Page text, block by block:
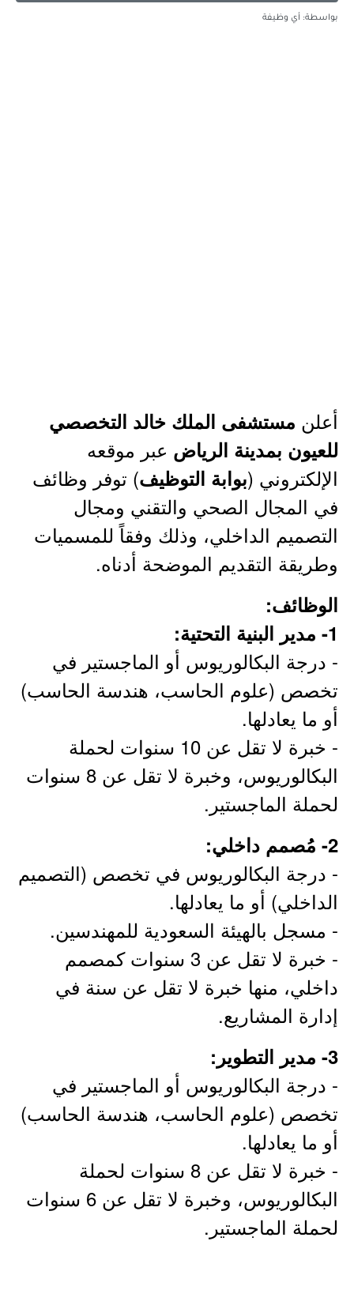
بواسطة: أي وظيفة
أعلن مستشفى الملك خالد التخصصي
للعيون بمدينة الرياض عبر موقعه
الإلكتروني (بوابة التوظيف) توفر وظائف
في المجال الصحي والتقني ومجال
التصميم الداخلي، وذلك وفقاً للمسميات
وطريقة التقديم الموضحة أدناه.
الوظائف:
1- مدير البنية التحتية:
- درجة البكالوريوس أو الماجستير في
تخصص (علوم الحاسب، هندسة الحاسب)
أو ما يعادلها.
- خبرة لا تقل عن 10 سنوات لحملة
البكالوريوس، وخبرة لا تقل عن 8 سنوات
لحملة الماجستير.
2- مُصمم داخلي:
- درجة البكالوريوس في تخصص (التصميم
الداخلي) أو ما يعادلها.
- مسجل بالهيئة السعودية للمهندسين.
- خبرة لا تقل عن 3 سنوات كمصمم
داخلي، منها خبرة لا تقل عن سنة في
إدارة المشاريع.
3- مدير التطوير:
- درجة البكالوريوس أو الماجستير في
تخصص (علوم الحاسب، هندسة الحاسب)
أو ما يعادلها.
- خبرة لا تقل عن 8 سنوات لحملة
البكالوريوس، وخبرة لا تقل عن 6 سنوات
لحملة الماجستير.